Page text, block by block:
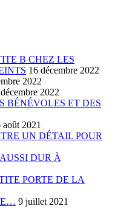
B CHEZ LES
16 décembre 2022
2022
2022
BÉNÉVOLES ET DES
août 2021
UN DÉTAIL POUR
DUR À
PORTE DE LA
9 juillet 2021